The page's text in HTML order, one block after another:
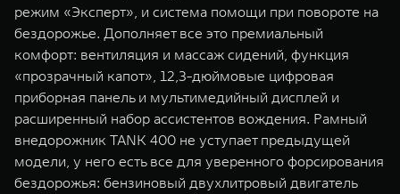
режим «Эксперт», и система помощи при повороте на
бездорожье. Дополняет все это премиальный
комфорт: вентиляция и массаж сидений, функция
«прозрачный капот», 12,3-дюймовые цифровая
приборная панель и мультимедийный дисплей и
расширенный набор ассистентов вождения. Рамный
внедорожник TANK 400 не уступает предыдущей
модели, у него есть все для уверенного форсирования
бездорожья: бензиновый двухлитровый двигатель